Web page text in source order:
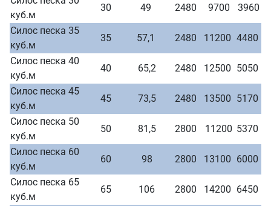
куб.м
30 49 2480 9700
3960
Силос песка 35
куб.м
35 57,1 2480 11200 4480
Силос песка 40
куб.м
40 65,2 2480 12500 5050
Силос песка 45
куб.м
45 73,5 2480 13500 5170
Силос песка 50
куб.м
50 81,5 2800 11200 5370
Силос песка 60
куб.м
60 98 2800 13100 6000
Силос песка 65
куб.м
65 106 2800 14200 6450